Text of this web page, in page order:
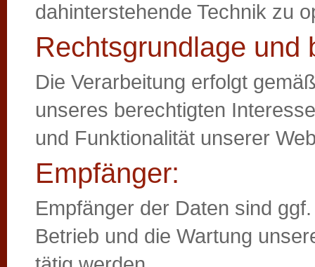
dahinterstehende Technik zu
Rechtsgrundlage und
Die Verarbeitung erfolgt
unseres berechtigten
und Funktionalität unserer
Empfänger:
Empfänger der Daten sind
Betrieb und die Wartung